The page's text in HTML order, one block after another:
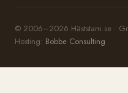
© 2006–2026 Häststam.se ·
Hosting: Bobbe Consulting